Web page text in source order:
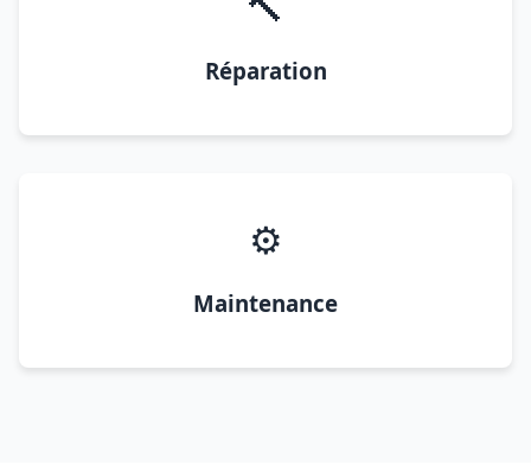
Réparation
⚙️
Maintenance